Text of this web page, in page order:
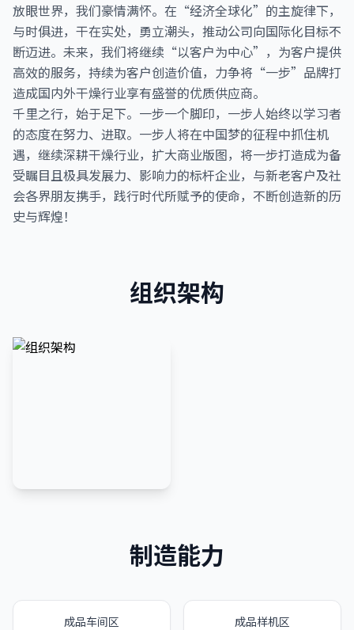
放眼世界，我们豪情满怀。在“经济全球化”的主旋律下，
与时俱进，干在实处，勇立潮头，推动公司向国际化目标不
断迈进。未来，我们将继续“以客户为中心”，为客户提供
高效的服务，持续为客户创造价值，力争将“一步”品牌打
造成国内外干燥行业享有盛誉的优质供应商。
千里之行，始于足下。一步一个脚印，一步人始终以学习者
的态度在努力、进取。一步人将在中国梦的征程中抓住机
遇，继续深耕干燥行业，扩大商业版图，将一步打造成为备
受瞩目且极具发展力、影响力的标杆企业，与新老客户及社
会各界朋友携手，践行时代所赋予的使命，不断创造新的历
史与辉煌！
组织架构
制造能力
成品车间区 成品样机区